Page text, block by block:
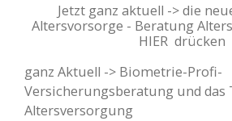
Jetzt ganz aktuell -> die
Altersvorsorge - Beratung
HIER drücken
ganz Aktuell -> Biometrie-Profi-
Versicherungsberatung und das
Altersversorgung